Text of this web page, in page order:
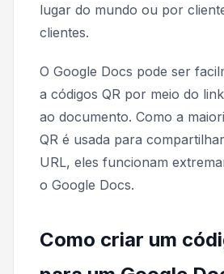
lugar do mundo ou por
clientes.
O Google Docs pode ser
a códigos QR por meio do
ao documento. Como a
QR é usada para
URL, eles funcionam
o Google Docs.
Como criar um